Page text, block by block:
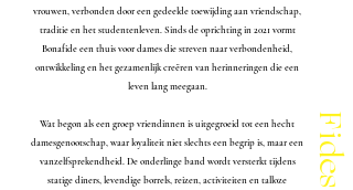
vrouwen, verbonden door een gedeelde toewijding aan vriendschap,
traditie en het studentenleven. Sinds de oprichting in 2021 vormt
Bonafide een thuis voor dames die streven naar verbondenheid,
ontwikkeling en het gezamenlijk creëren van herinneringen die een
leven lang meegaan.
Wat begon als een groep vriendinnen is uitgegroeid tot een hecht
damesgenootschap, waar loyaliteit niet slechts een begrip is, maar een
vanzelfsprekendheid. De onderlinge band wordt versterkt tijdens
statige diners, levendige borrels, reizen, activiteiten en talloze